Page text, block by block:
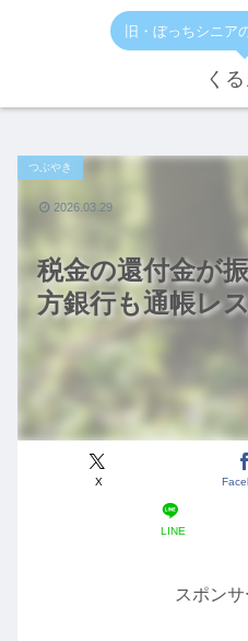
旧・ぼっちシニア
く
税金の還付金が
方銀行も通帳レ
つぶやき
X
LINE
2026.03.29
スポン